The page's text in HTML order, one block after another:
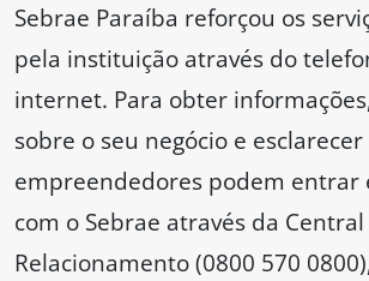
Sebrae Paraíba reforçou os
pela instituição através do
internet. Para obter
sobre o seu negócio e
empreendedores podem entrar
com o Sebrae através da
Relacionamento (0800 570